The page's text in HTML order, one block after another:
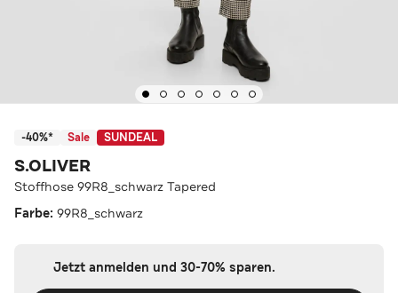
-40%* Sale SUNDEAL
S.OLIVER
Stoffhose 99R8_schwarz Tapered
Farbe: 99R8_schwarz
Jetzt anmelden und 30-70% sparen.